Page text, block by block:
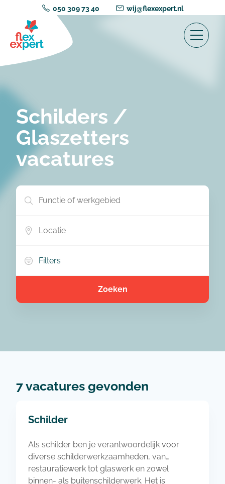
050 309 73 40 wij@flexexpert.nl
Schilders /
Glaszetters
vacatures
Filters
Zoeken
7 vacatures gevonden
Schilder
Als schilder ben je verantwoordelijk voor
diverse schilderwerkzaamheden, van
restauratiewerk tot glaswerk en zowel
binnen- als buitenschilderwerk. Het is